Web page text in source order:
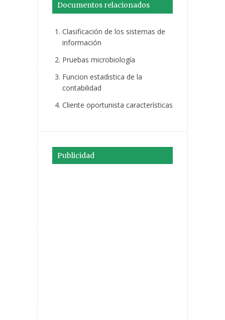
Documentos relacionados
Clasificación de los sistemas de
información
Pruebas microbiología
Funcion estadistica de la
contabilidad
Cliente oportunista características
Publicidad